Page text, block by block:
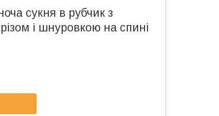
сукня в рубчик з
і шнуровкою на спині